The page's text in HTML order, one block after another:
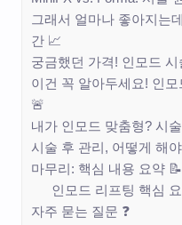
그래서 얼마나 좋아지는
간 📈
궁금했던 가격! 인모드
이건 꼭 알아두세요! 인
🚨
내가 인모드 맞춤형? 시
시술 후 관리, 어떻게 해
마무리: 핵심 내용 요약 📝
인모드 리프팅 핵심
자주 묻는 질문 ❓